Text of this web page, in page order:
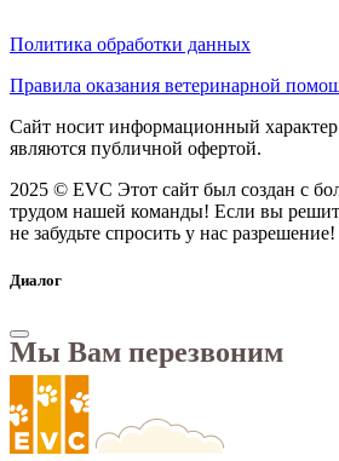
Политика обработки данных
Правила оказания ветеринарной
Сайт носит информационный
являются публичной офертой.
2025 © EVC Этот сайт был создан с
трудом нашей команды! Если вы
не забудьте спросить у нас разрешение!
Диалог
Мы Вам перезвоним